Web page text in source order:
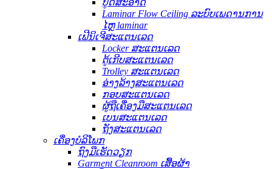
ບູດສະອາດ
Laminar Flow Ceiling ລະບົບເພດານການ
ໄຫຼ laminar
ເຟີນິເຈີສະແຕນເລດ
Locker ສະແຕນເລດ
ຕູ້ເກີບສະແຕນເລດ
Trolley ສະແຕນເລດ
ອ່າງລ້າງສະແຕນເລດ
ກອບສະແຕນເລດ
ຜູ້ຖືເຄື່ອງມືສະແຕນເລດ
ເບນສະແຕນເລດ
ຖັງສະແຕນເລດ
ເຄື່ອງບໍລິໂພກ
ຖົງມືເຮັດວຽກ
Garment Cleanroom ເສື້ອຜ້າ